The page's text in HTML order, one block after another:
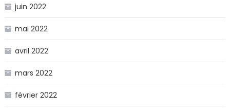
juin 2022
mai 2022
avril 2022
mars 2022
février 2022